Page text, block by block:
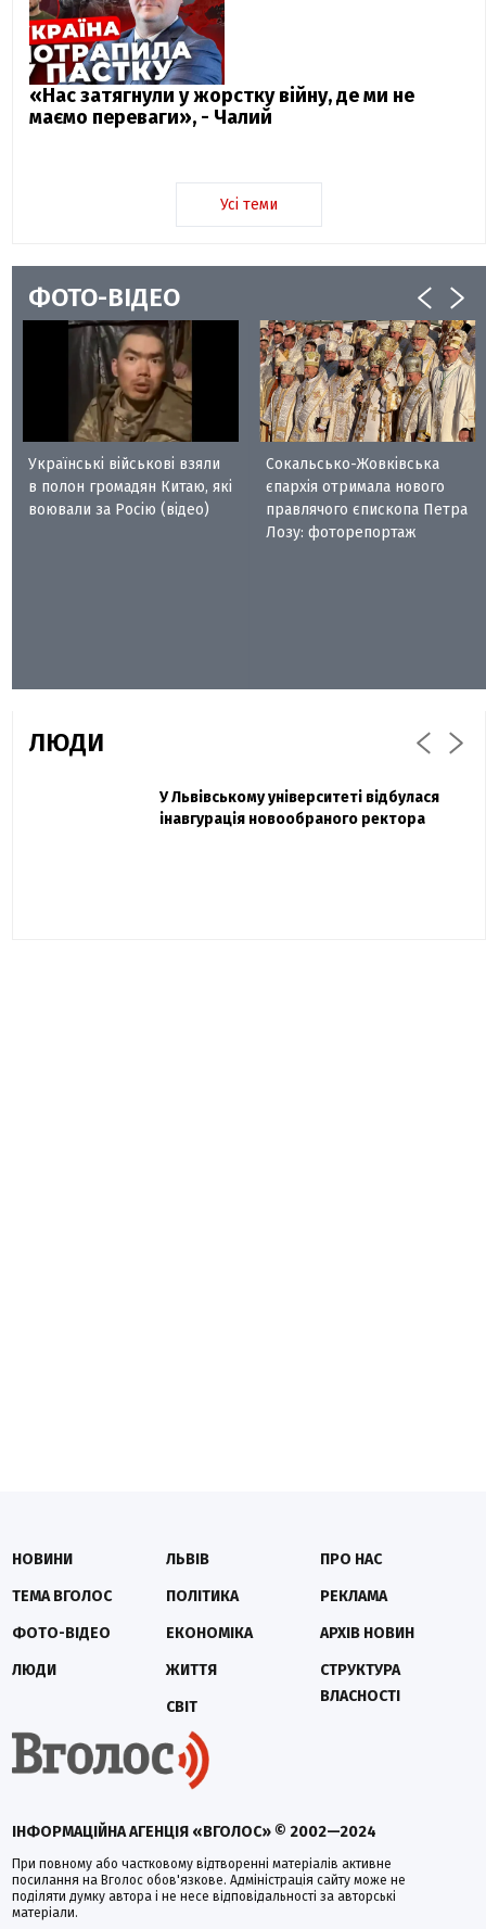
«Нас затягнули у жорстку війну, де ми не
маємо переваги», - Чалий
Усі теми
ФОТО-ВІДЕО
Українські військові взяли
в полон громадян Китаю, які
воювали за Росію (відео)
Сокальсько-Жовківська
єпархія отримала нового
правлячого єпископа Петра
Лозу: фоторепортаж
ЛЮДИ
Павло Дак
Захисник "Азовсталі" Діанов вдруге
одружився та показав фото з весілля
У Львівському університеті відбулася
інавгурація новообраного ректора
ІНФОРМАЦІЙНА АГЕНЦІЯ «ВГОЛОС» © 2002—2024
При повному або частковому відтворенні матеріалів активне
посилання на Вголос обов'язкове. Адміністрація сайту може не
поділяти думку автора і не несе відповідальності за авторські
матеріали.
НОВИНИ
ТЕМА ВГОЛОС
ФОТО-ВІДЕО
ЛЮДИ
ЛЬВІВ
ПОЛІТИКА
ЕКОНОМІКА
ЖИТТЯ
СВІТ
ПРО НАС
РЕКЛАМА
АРХІВ НОВИН
СТРУКТУРА
ВЛАСНОСТІ